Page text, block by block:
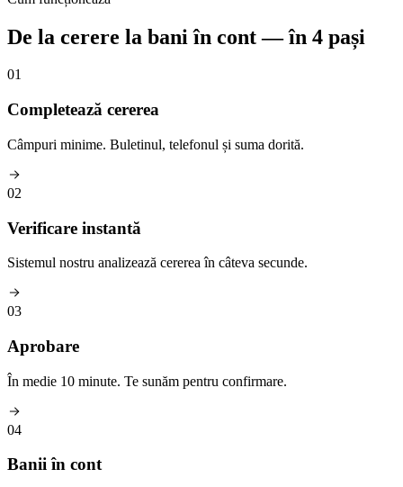
De la cerere la bani în cont — în 4 pași
01
Completează cererea
Câmpuri minime. Buletinul, telefonul și suma dorită.
02
Verificare instantă
Sistemul nostru analizează cererea în câteva secunde.
03
Aprobare
În medie 10 minute. Te sunăm pentru confirmare.
04
Banii în cont